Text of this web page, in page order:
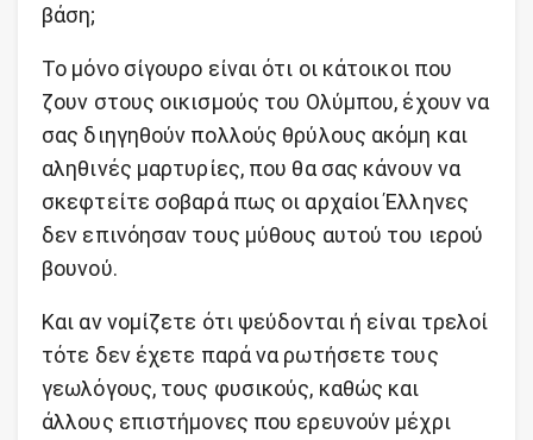
βάση;
Το μόνο σίγουρο είναι ότι οι κάτοικοι που
ζουν στους οικισμούς του Ολύμπου, έχουν να
σας διηγηθούν πολλούς θρύλους ακόμη και
αληθινές μαρτυρίες, που θα σας κάνουν να
σκεφτείτε σοβαρά πως οι αρχαίοι Έλληνες
δεν επινόησαν τους μύθους αυτού του ιερού
βουνού.
Και αν νομίζετε ότι ψεύδονται ή είναι τρελοί
τότε δεν έχετε παρά να ρωτήσετε τους
γεωλόγους, τους φυσικούς, καθώς και
άλλους επιστήμονες που ερευνούν μέχρι